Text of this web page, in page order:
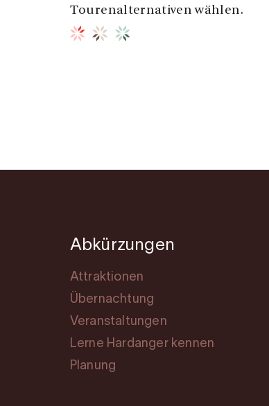
Tourenalternativen wählen.
Abkürzungen
Attraktionen
Übernachtung
Veranstaltungen
Lerne Hardanger kennen
Planung